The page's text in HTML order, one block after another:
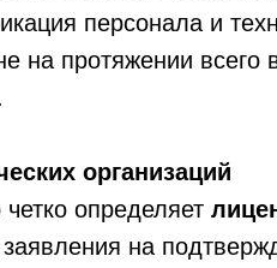
персонала и
на протяжении всего
организаций
четко определяет
на